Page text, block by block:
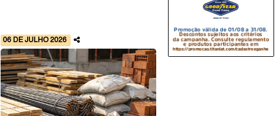
06 DE JULHO 2026